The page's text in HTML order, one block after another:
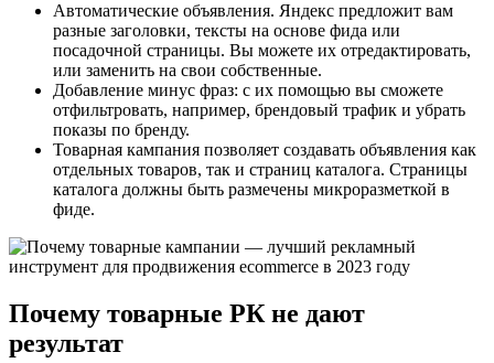
Автоматические объявления. Яндекс предложит вам
разные заголовки, тексты на основе фида или
посадочной страницы. Вы можете их отредактировать,
или заменить на свои собственные.
Добавление минус фраз: с их помощью вы сможете
отфильтровать, например, брендовый трафик и убрать
показы по бренду.
Товарная кампания позволяет создавать объявления как
отдельных товаров, так и страниц каталога. Страницы
каталога должны быть размечены микроразметкой в
фиде.
Почему товарные РК не дают
результат